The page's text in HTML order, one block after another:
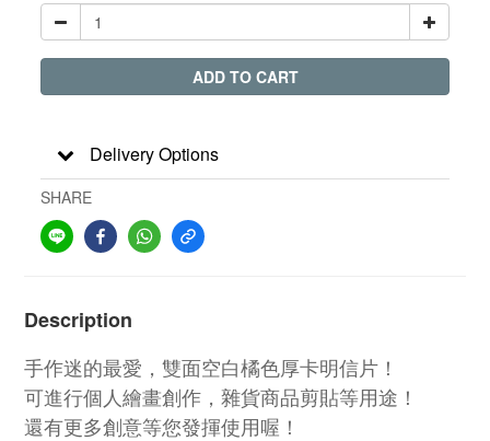
ADD TO CART
Delivery Options
SHARE
Description
手作迷的最愛，雙面空白橘色厚卡明信片！
可進行個人繪畫創作，雜貨商品剪貼等用途！
還有更多創意等您發揮使用喔！